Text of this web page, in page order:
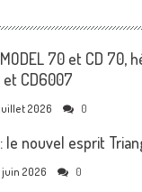
70 et CD 70,
CD6007
2026 0
le nouvel esprit
juin 2026 0